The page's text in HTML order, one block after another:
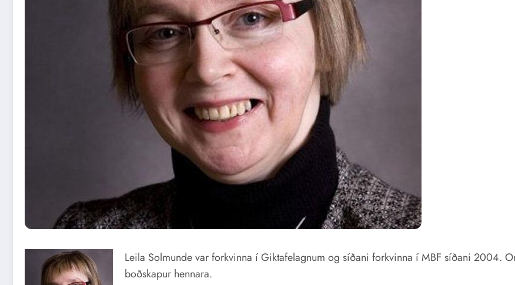
Leila Solmunde var forkvinna í Giktafelagnum og síðani forkvinna í MBF síðani 2004.
boðskapur hennara.